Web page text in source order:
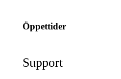
Öppettider
Support